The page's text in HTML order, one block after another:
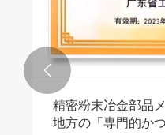
精密粉末冶金部品
地方の「専門的か
